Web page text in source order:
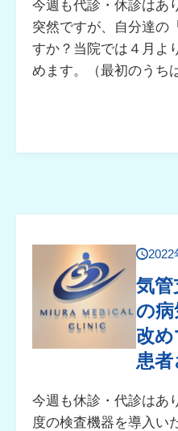
今週も代診・休診はあ
突然ですが、自分達の
すか？当院では４月よ
めます。（最初のうち
2022
気管
の
改め
患
今週も休診・代診はあ
度の検査機器を導入い